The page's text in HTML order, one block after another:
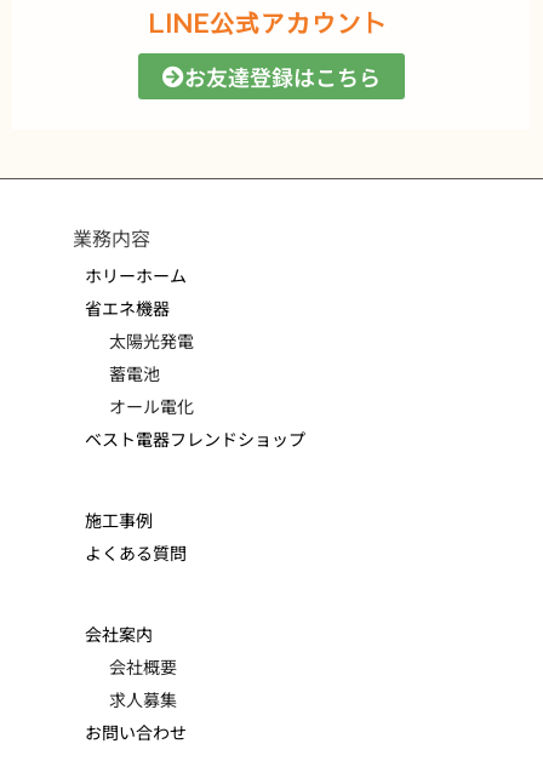
LINE公式アカウント
お友達登録はこちら
業務内容
ホリーホーム
省エネ機器
太陽光発電
蓄電池
オール電化
ベスト電器フレンドショップ
施工事例
よくある質問
会社案内
会社概要
求人募集
お問い合わせ